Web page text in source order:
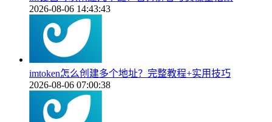
2026-08-06 14:43:43
imtoken怎么创建多个地址？完整教程+实用技巧
2026-08-06 07:00:38